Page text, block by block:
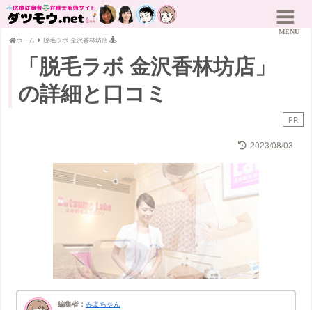
ホーム 脱毛ラボ 金沢香林坊店
「脱毛ラボ 金沢香林坊店」
の詳細と口コミ
PR
2023/08/03
編集者： みよちゃん